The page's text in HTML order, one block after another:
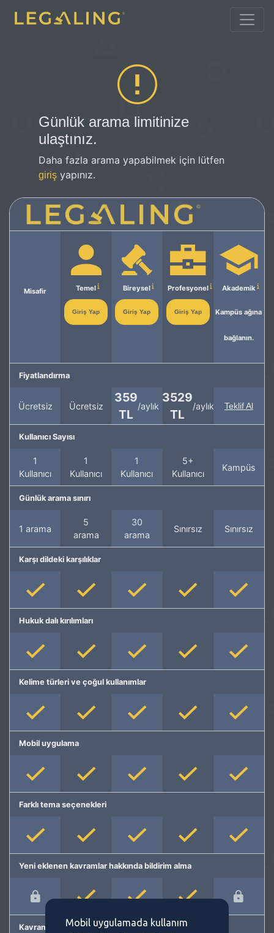
Günlük arama limitinize
ulaştınız.
Daha fazla arama yapabilmek için lütfen
giriş yapınız.
Misafir Temel
Giriş Yap
Bireysel
Giriş Yap
Profesyonel
Giriş Yap
Akademik
Kampüs ağına
bağlanın.
Fiyatlandırma
Ücretsiz Ücretsiz
359
TL
/aylık
3529
TL
/aylık Teklif Al
Kullanıcı Sayısı
1
Kullanıcı
1
Kullanıcı
1
Kullanıcı
5+
Kullanıcı
Kampüs
Günlük arama sınırı
1 arama
5
arama
30
arama
Sınırsız Sınırsız
Karşı dildeki karşılıklar
Hukuk dalı kırılımları
Kelime türleri ve çoğul kullanımlar
Mobil uygulama
Farklı tema seçenekleri
Yeni eklenen kavramlar hakkında bildirim alma
Kavram önermeMobil uygulamada kullanım